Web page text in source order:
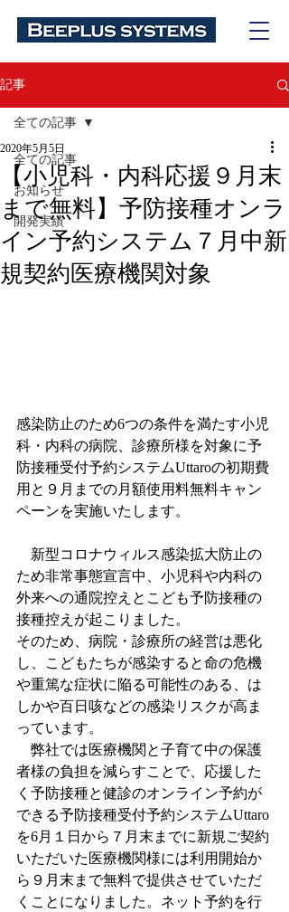
記事
全ての記事
お知らせ
開発実績
全ての記事
【小児科・内科応援９月末
まで無料】予防接種オンラ
イン予約システム７月中新
規契約医療機関対象
2020年5月5日
感染防止のため6つの条件を満たす小児
科・内科の病院、診療所様を対象に予
防接種受付予約システムUttaroの初期費
用と９月までの月額使用料無料キャン
ペーンを実施いたします。
新型コロナウィルス感染拡大防止の
ため非常事態宣言中、小児科や内科の
外来への通院控えとこども予防接種の
接種控えが起こりました。
そのため、病院・診療所の経営は悪化
し、こどもたちが感染すると命の危機
や重篤な症状に陥る可能性のある、は
しかや百日咳などの感染リスクが高ま
っています。
弊社では医療機関と子育て中の保護
者様の負担を減らすことで、応援した
く予防接種と健診のオンライン予約が
できる予防接種受付予約システムUttaro
を6月１日から７月末までに新規ご契約
いただいた医療機関様には利用開始か
ら９月末まで無料で提供させていただ
くことになりました。ネット予約を行